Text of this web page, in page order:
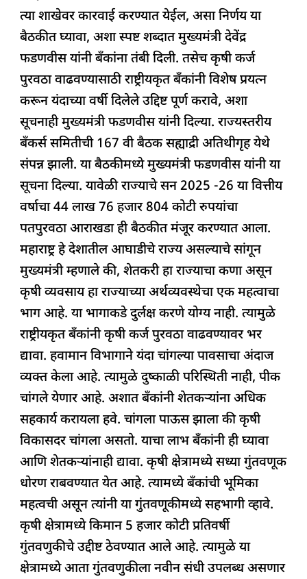
त्या शाखेवर कारवाई करण्यात येईल, असा निर्णय या
बैठकीत घ्यावा, अशा स्पष्ट शब्दात मुख्यमंत्री देवेंद्र
फडणवीस यांनी बँकांना तंबी दिली. तसेच कृषी कर्ज
पुरवठा वाढवण्यासाठी राष्ट्रीयकृत बँकांनी विशेष प्रयत्न
करून यंदाच्या वर्षी दिलेले उद्दिष्ट पूर्ण करावे, अशा
सूचनाही मुख्यमंत्री फडणवीस यांनी दिल्या. राज्यस्तरीय
बँकर्स समितीची 167 वी बैठक सह्याद्री अतिथीगृह येथे
संपन्न झाली. या बैठकीमध्ये मुख्यमंत्री फडणवीस यांनी या
सूचना दिल्या. यावेळी राज्याचे सन 2025 -26 या वित्तीय
वर्षाचा 44 लाख 76 हजार 804 कोटी रुपयांचा
पतपुरवठा आराखडा ही बैठकीत मंजूर करण्यात आला.
महाराष्ट्र हे देशातील आघाडीचे राज्य असल्याचे सांगून
मुख्यमंत्री म्हणाले की, शेतकरी हा राज्याचा कणा असून
कृषी व्यवसाय हा राज्याच्या अर्थव्यवस्थेचा एक महत्वाचा
भाग आहे. या भागाकडे दुर्लक्ष करणे योग्य नाही. त्यामुळे
राष्ट्रीयकृत बँकांनी कृषी कर्ज पुरवठा वाढवण्यावर भर
द्यावा. हवामान विभागाने यंदा चांगल्या पावसाचा अंदाज
व्यक्त केला आहे. त्यामुळे दुष्काळी परिस्थिती नाही, पीक
चांगले येणार आहे. अशात बँकांनी शेतकऱ्यांना अधिक
सहकार्य करायला हवे. चांगला पाऊस झाला की कृषी
विकासदर चांगला असतो. याचा लाभ बँकांनी ही घ्यावा
आणि शेतकऱ्यांनाही द्यावा. कृषी क्षेत्रामध्ये सध्या गुंतवणूक
धोरण राबवण्यात येत आहे. त्यामध्ये बँकांची भूमिका
महत्वची असून त्यांनी या गुंतवणूकीमध्ये सहभागी व्हावे.
कृषी क्षेत्रामध्ये किमान 5 हजार कोटी प्रतिवर्षी
गुंतवणुकीचे उद्दीष्ट ठेवण्यात आले आहे. त्यामुळे या
क्षेत्रामध्ये आता गुंतवणुकीला नवीन संधी उपलब्ध असणार